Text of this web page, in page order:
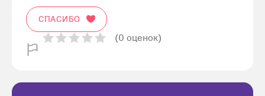
СПАСИБО
(0 оценок)